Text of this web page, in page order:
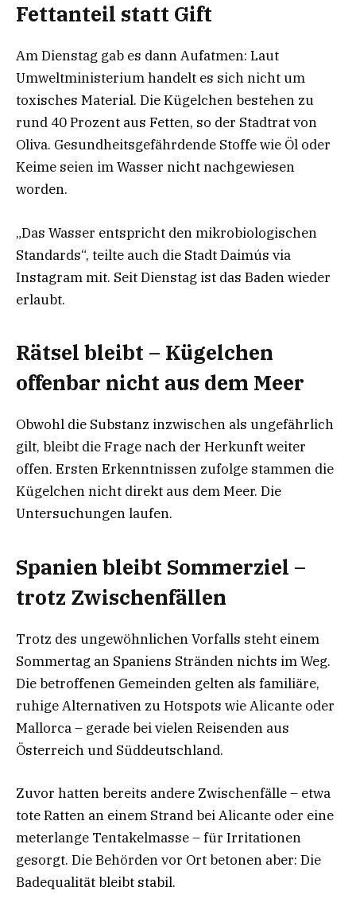
Fettanteil statt Gift
Am Dienstag gab es dann Aufatmen: Laut
Umweltministerium handelt es sich nicht um
toxisches Material. Die Kügelchen bestehen zu
rund 40 Prozent aus Fetten, so der Stadtrat von
Oliva. Gesundheitsgefährdende Stoffe wie Öl oder
Keime seien im Wasser nicht nachgewiesen
worden.
„Das Wasser entspricht den mikrobiologischen
Standards“, teilte auch die Stadt Daimús via
Instagram mit. Seit Dienstag ist das Baden wieder
erlaubt.
Rätsel bleibt – Kügelchen
offenbar nicht aus dem Meer
Obwohl die Substanz inzwischen als ungefährlich
gilt, bleibt die Frage nach der Herkunft weiter
offen. Ersten Erkenntnissen zufolge stammen die
Kügelchen nicht direkt aus dem Meer. Die
Untersuchungen laufen.
Spanien bleibt Sommerziel –
trotz Zwischenfällen
Trotz des ungewöhnlichen Vorfalls steht einem
Sommertag an Spaniens Stränden nichts im Weg.
Die betroffenen Gemeinden gelten als familiäre,
ruhige Alternativen zu Hotspots wie Alicante oder
Mallorca – gerade bei vielen Reisenden aus
Österreich und Süddeutschland.
Zuvor hatten bereits andere Zwischenfälle – etwa
tote Ratten an einem Strand bei Alicante oder eine
meterlange Tentakelmasse – für Irritationen
gesorgt. Die Behörden vor Ort betonen aber: Die
Badequalität bleibt stabil.